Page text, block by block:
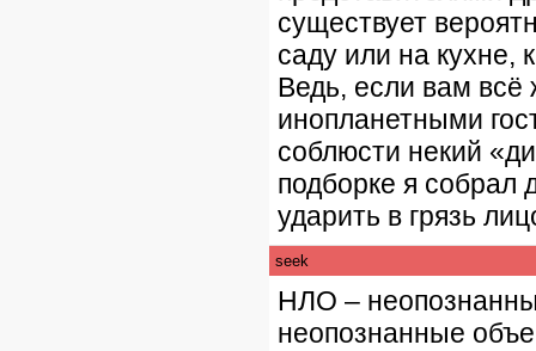
существует
саду или на кухне,
Ведь, если вам всё
инопланетными
соблюсти некий
подборке я собрал
ударить в грязь
seek
НЛО –
неопознанные